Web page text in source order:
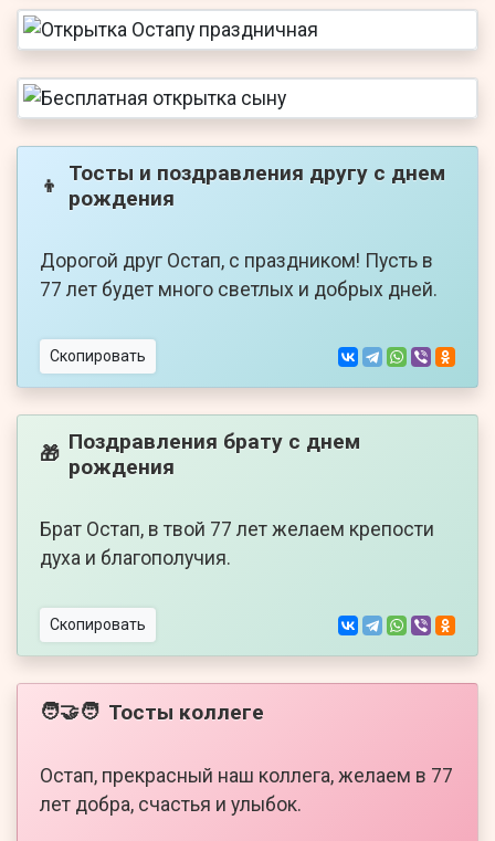
👦
Тосты и поздравления другу с днем
рождения
Дорогой друг Остап, с праздником! Пусть в
77 лет будет много светлых и добрых дней.
Скопировать
🎁 Поздравления брату с днем
рождения
Брат Остап, в твой 77 лет желаем крепости
духа и благополучия.
Скопировать
🧑‍🤝‍🧑 Тосты коллеге
Остап, прекрасный наш коллега, желаем в 77
лет добра, счастья и улыбок.